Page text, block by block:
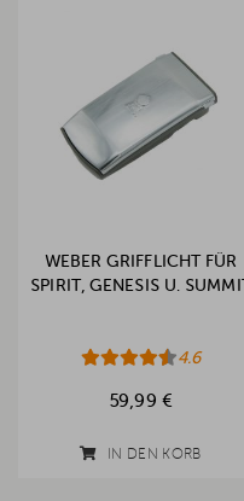
WEBER GRIFFLICHT FÜR
SPIRIT, GENESIS U. SUMMIT
4.6
59,99 €
IN DEN KORB